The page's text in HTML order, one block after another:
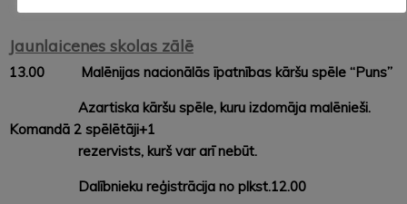
Jaunlaicenes skolas zālē
13.00 Malēnijas nacionālās īpatnības kāršu spēle “Puns”
Azartiska kāršu spēle, kuru izdomāja malēnieši.
Komandā 2 spēlētāji+1
rezervists, kurš var arī nebūt.
Dalībnieku reģistrācija no plkst.12.00